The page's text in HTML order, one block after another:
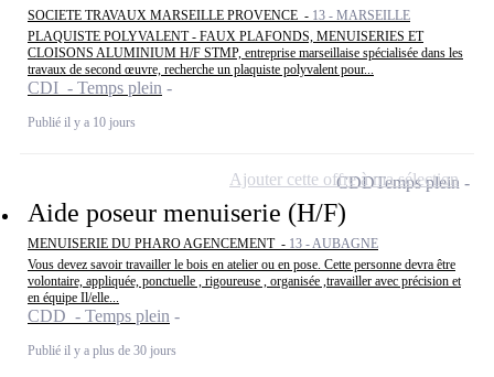
SOCIETE TRAVAUX MARSEILLE PROVENCE - 13 - MARSEILLE
PLAQUISTE POLYVALENT - FAUX PLAFONDS, MENUISERIES ET
CLOISONS ALUMINIUM H/F STMP, entreprise marseillaise spécialisée dans les
travaux de second œuvre, recherche un plaquiste polyvalent pour...
CDI - Temps plein
Publié il y a 10 jours
Aide poseur menuiserie (H/F)
MENUISERIE DU PHARO AGENCEMENT - 13 - AUBAGNE
Vous devez savoir travailler le bois en atelier ou en pose. Cette personne devra être
volontaire, appliquée, ponctuelle , rigoureuse , organisée ,travailler avec précision et
en équipe Il/elle...
CDD - Temps plein
Publié il y a plus de 30 jours
CDDTemps plein
Ajouter cette offre à ma sélection